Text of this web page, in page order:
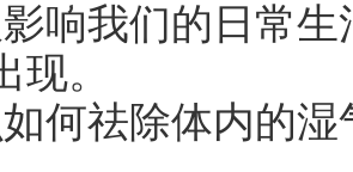
响我们的日常
现。
何祛除体内的